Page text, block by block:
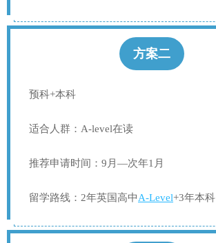
方案二
预科+本科
适合人群：A-level在读
推荐申请时间：9月—次年1月
留学路线：2年英国高中A-Level+3年本科